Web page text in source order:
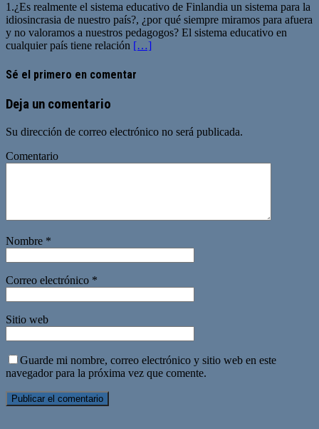
1.¿Es realmente el sistema educativo de Finlandia un sistema para la
idiosincrasia de nuestro país?, ¿por qué siempre miramos para afuera
y no valoramos a nuestros pedagogos? El sistema educativo en
cualquier país tiene relación […]
Sé el primero en comentar
Deja un comentario
Su dirección de correo electrónico no será publicada.
Comentario
Nombre *
Correo electrónico *
Sitio web
Guarde mi nombre, correo electrónico y sitio web en este
navegador para la próxima vez que comente.